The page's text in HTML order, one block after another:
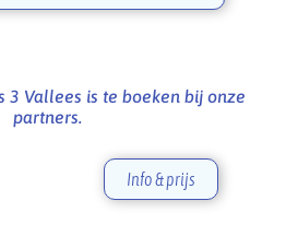
3 Vallees is te boeken bij onze
partners.
Info & prijs